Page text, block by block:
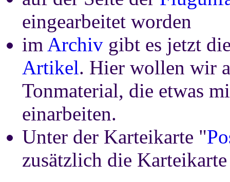
eingearbeitet worden
im Archiv gibt es jetzt
Artikel. Hier wollen wir
Tonmaterial, die etwas
einarbeiten.
Unter der Karteikarte "
zusätzlich die